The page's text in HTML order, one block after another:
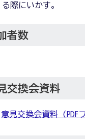
る際にいかす。
者数
交換会資料
意見交換会資料 (PDF